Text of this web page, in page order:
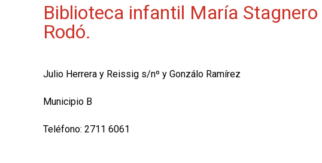
Biblioteca infantil María
Rodó.
Julio Herrera y Reissig s/nº y Gonzálo Ramírez
Municipio B
Teléfono: 2711 6061
n
ú
i
n
i